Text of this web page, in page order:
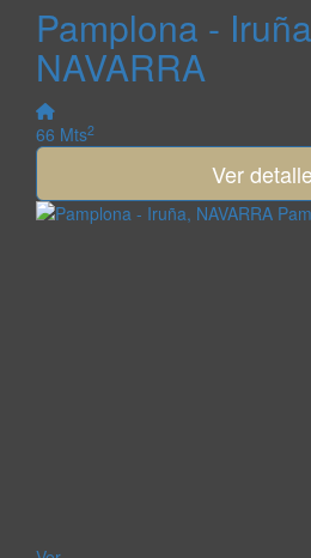
Pamplona -
NAVARRA
66 Mts2
Ver